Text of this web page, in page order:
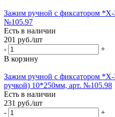
Зажим ручной с фиксатором
№105.97
Есть в наличии
201 руб./шт
-
+
В корзину
Зажим ручной с фиксатором *X-
ручкой) 10*250мм, арт. №105.98
Есть в наличии
231 руб./шт
-
+